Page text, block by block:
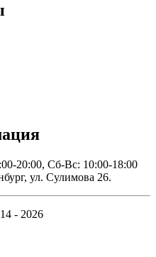
20:00, Сб-Вс: 10:00-18:00
ул. Сулимова 26.
- 2026